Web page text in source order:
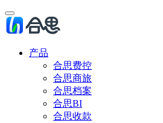
产品
合思费控
合思商旅
合思档案
合思BI
合思收款